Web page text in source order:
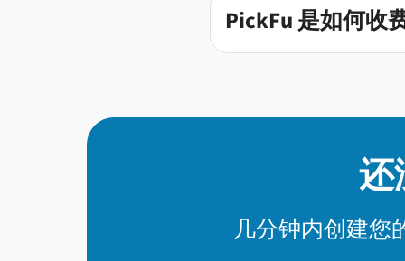
PickFu 是如何收
还
几分钟内创建您